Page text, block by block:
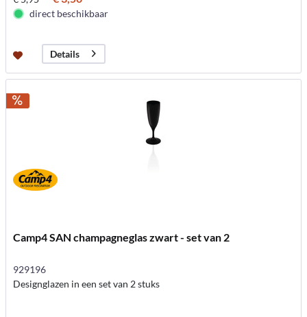
direct beschikbaar
Details
Camp4 SAN champagneglas zwart - set van 2
929196
Designglazen in een set van 2 stuks